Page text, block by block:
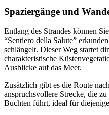
Spaziergänge und
Entlang des Strandes können
“Sentiero della Salute”
schlängelt. Dieser Weg startet
charakteristische
Ausblicke auf das Meer.
Zusätzlich gibt es die Route
anspruchsvollere Strecke, die
Buchten führt, ideal für